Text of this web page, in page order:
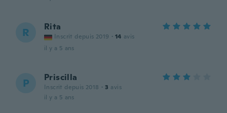
R Rita
Inscrit depuis 2019 · 14 avis
il y a 5 ans
P Priscilla
Inscrit depuis 2018 · 3 avis
il y a 5 ans